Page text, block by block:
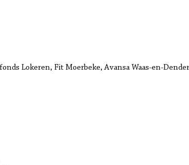
Lokeren, Fit Moerbeke, Avansa Waas-en-